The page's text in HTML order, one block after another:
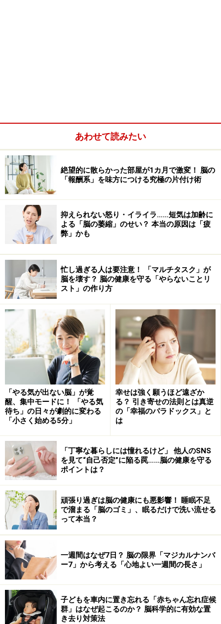
A. 電磁波は脳に影響しません。対策すべき
はおそらくスマホの使い方です
「スマホから発せられる電磁波が脳に悪影響を及ぼす」
ら、信じてはいけません。「電磁波」という言葉から、
脳を細かく振動させるような何らかのパワーがあるよう
なイメージを持たれているのかもしれませんが、そのよ
うな力はありません。
「スマホを枕元に置いて寝るようになってから、不調が
起こる」という点についてですが、脳に影響のしようが
ないので、これも電磁波が原因とは考えられません。
気のせいではなく実際に不調を感じられているのなら、
おそらく、寝る直前までスマホを使うような生活習慣に
問題があると考えるべきでしょう。
睡眠は、心（脳）と体を休ませるために大切なものです
が、質の良い睡眠をとるためには、「暗い環境」が必要
です。脳の中の「松果体（しょうかたい）」という部分
では、体内時計を調節する「メラトニン」というホルモ
ンが分泌されていますが、その分泌量は目から入ってく
る光の量によって変化します。日中の明るいときは、目
から入ってくる光刺激によってメラトニンの分泌が抑制
されるため、眠気は起きにくいです。夜になって暗くな
り、目から入ってくる光刺激がなくなるとメラトニンの
分泌が高まり、眠りやすくなります。これが自然の明暗
リズムに合わせた、理想的な睡眠のとり方です。もしベ
ッドに入ってからもスマホの明るい画面を見続けている
ようでは、寝つきは当然悪くなります。
あわせて読みたい
絶望的に散らかった部屋が1カ月で激変！ 脳の
「報酬系」を味方につける究極の片付け術
抑えられない怒り・イライラ……短気は加齢に
よる「脳の萎縮」のせい？ 本当の原因は「疲
弊」かも
忙し過ぎる人は要注意！ 「マルチタスク」が
脳を壊す？ 脳の健康を守る「やらないことリ
スト」の作り方
「やる気が出ない脳」が覚
醒、集中モードに！ 「やる気
待ち」の日々が劇的に変わる
「小さく始める5分」
幸せは強く願うほど遠ざか
る？ 引き寄せの法則とは真逆
の「幸福のパラドックス」と
は
「丁寧な暮らしには憧れるけど」 他人のSNS
を見て“自己否定”に陥る罠……脳の健康を守る
ポイントは？
頑張り過ぎは脳の健康にも悪影響！ 睡眠不足
で溜まる「脳のゴミ」、眠るだけで洗い流せる
って本当？
一週間はなぜ7日？ 脳の限界「マジカルナンバ
ー7」から考える「心地よい一週間の長さ」
子どもを車内に置き忘れる「赤ちゃん忘れ症候
群」はなぜ起こるのか？ 脳科学的に有効な置
き去り対策法